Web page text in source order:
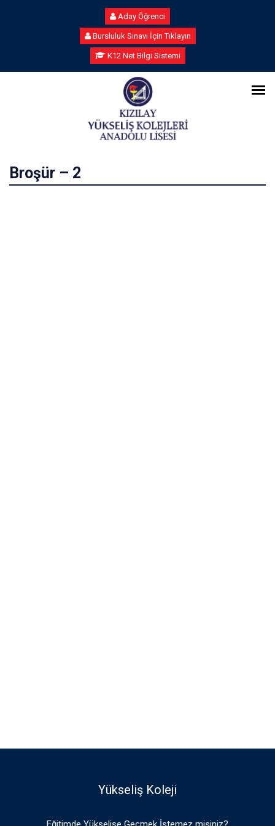
Aday Öğrenci
Bursluluk Sınavı İçin Tıklayın
K12 Net Bilgi Sistemi
Broşür – 2
Yükseliş Koleji